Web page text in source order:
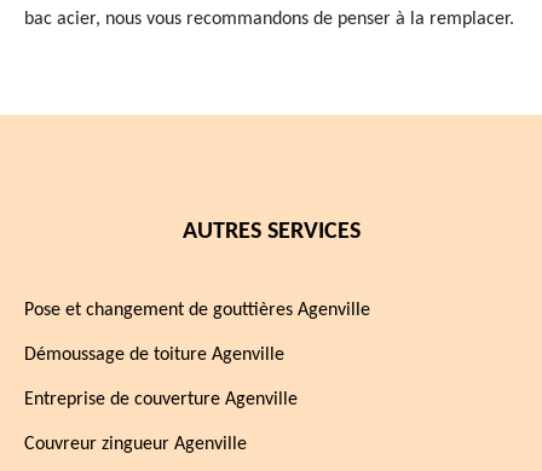
bac acier, nous vous recommandons de penser à la remplacer.
AUTRES SERVICES
Pose et changement de gouttières Agenville
Démoussage de toiture Agenville
Entreprise de couverture Agenville
Couvreur zingueur Agenville